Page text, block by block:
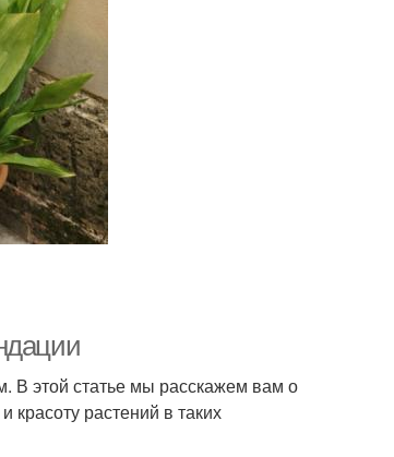
В этой статье мы расскажем вам о
красоту растений в таких